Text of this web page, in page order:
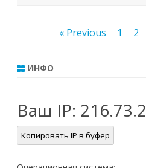
Пагинация« Previous 1 2
ИНФО
Ваш IP:
Копировать IP в буфер